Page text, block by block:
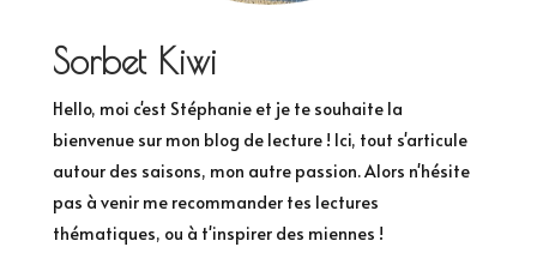
Sorbet Kiwi
Hello, moi c'est Stéphanie et je te souhaite la
bienvenue sur mon blog de lecture ! Ici, tout s'articule
autour des saisons, mon autre passion. Alors n'hésite
pas à venir me recommander tes lectures
thématiques, ou à t'inspirer des miennes !